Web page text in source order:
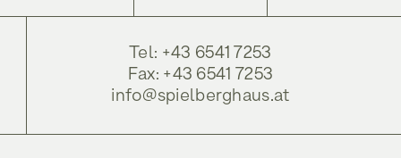
Tel: +43 6541 7253
Fax: +43 6541 7253
info@spielberghaus.at